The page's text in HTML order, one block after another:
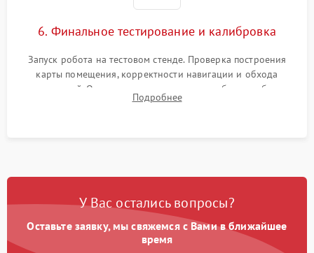
6. Финальное тестирование и калибровка
Запуск робота на тестовом стенде. Проверка построения
карты помещения, корректности навигации и обхода
препятствий. Оценка силы всасывания и работы турбины.
Тестирование автоматического возврата на док-станцию и
Подробнее
У Вас остались вопросы?
Оставьте заявку, мы свяжемся с Вами в ближайшее
время